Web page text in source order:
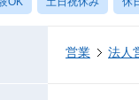
営業 法人